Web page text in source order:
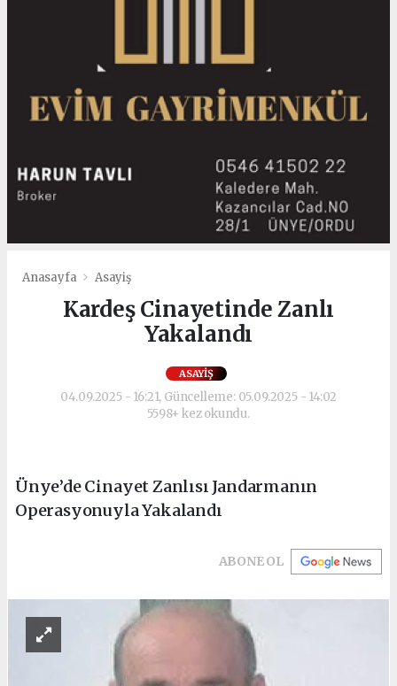
Anasayfa Asayiş
Kardeş Cinayetinde Zanlı
Yakalandı
ASAYIŞ
04.09.2025 - 16:21, Güncelleme: 05.09.2025 - 14:02
5598+ kez okundu.
Ünye’de Cinayet Zanlısı Jandarmanın
Operasyonuyla Yakalandı
ABONE OL